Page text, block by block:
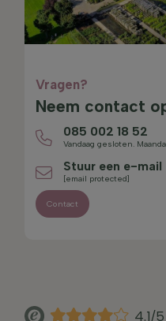
Vragen?
Neem contact
085 002 18 52
Vandaag gesloten.
Stuur een e-mail
[email protected]
Contact
4.1/5